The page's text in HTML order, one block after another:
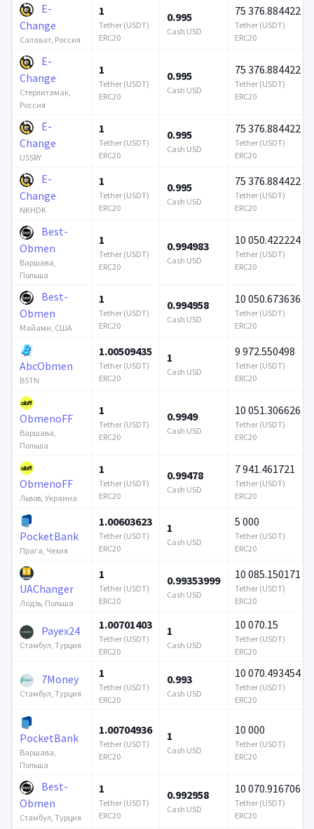
E-
Change
Салават, Россия
1
Tether (USDT)
ERC20
0.995
Cash USD
75 376.884422
Tether (USDT)
ERC20
E-
Change
Стерлитамак,
Россия
1
Tether (USDT)
ERC20
0.995
Cash USD
75 376.884422
Tether (USDT)
ERC20
E-
Change
USSRY
1
Tether (USDT)
ERC20
0.995
Cash USD
75 376.884422
Tether (USDT)
ERC20
E-
Change
NKHDK
1
Tether (USDT)
ERC20
0.995
Cash USD
75 376.884422
Tether (USDT)
ERC20
Best-
Obmen
Варшава,
Польша
1
Tether (USDT)
ERC20
0.994983
Cash USD
10 050.422224
Tether (USDT)
ERC20
Best-
Obmen
Майами, США
1
Tether (USDT)
ERC20
0.994958
Cash USD
10 050.673636
Tether (USDT)
ERC20
AbcObmen
BSTN
1.00509435
Tether (USDT)
ERC20
1
Cash USD
9 972.550498
Tether (USDT)
ERC20
ObmenoFF
Варшава,
Польша
1
Tether (USDT)
ERC20
0.9949
Cash USD
10 051.306626
Tether (USDT)
ERC20
ObmenoFF
Львов, Украина
1
Tether (USDT)
ERC20
0.99478
Cash USD
7 941.461721
Tether (USDT)
ERC20
PocketBank
Прага, Чехия
1.00603623
Tether (USDT)
ERC20
1
Cash USD
5 000
Tether (USDT)
ERC20
UAChanger
Лодзь, Польша
1
Tether (USDT)
ERC20
0.99353999
Cash USD
10 085.150171
Tether (USDT)
ERC20
Payex24
Стамбул, Турция
1.00701403
Tether (USDT)
ERC20
1
Cash USD
10 070.15
Tether (USDT)
ERC20
7Money
Стамбул, Турция
1
Tether (USDT)
ERC20
0.993
Cash USD
10 070.493454
Tether (USDT)
ERC20
PocketBank
Варшава,
Польша
1.00704936
Tether (USDT)
ERC20
1
Cash USD
10 000
Tether (USDT)
ERC20
Best-
Obmen
Стамбул, Турция
1
Tether (USDT)
ERC20
0.992958
Cash USD
10 070.916706
Tether (USDT)
ERC20